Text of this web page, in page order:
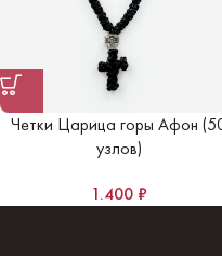
Четки Царица горы Афон
узлов)
1.400 ₽